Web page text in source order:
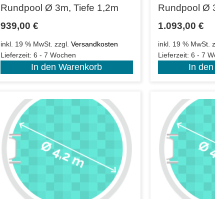
Rundpool Ø 3m, Tiefe 1,2m
939,00 €
inkl. 19 % MwSt. zzgl. Versandkosten
Lieferzeit: 6 - 7 Wochen
In den Warenkorb
Rundpool Ø
1.093,00 €
inkl. 19 % MwSt.
Lieferzeit: 6 - 7
In